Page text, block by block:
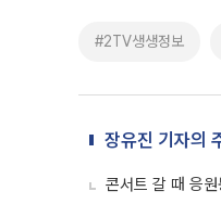
#2TV생생정보
장유진 기자의
콘서트 갈 때 응